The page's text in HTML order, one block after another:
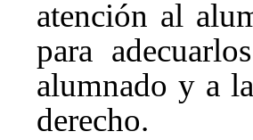
atención al
para
alumnado y a
derecho.